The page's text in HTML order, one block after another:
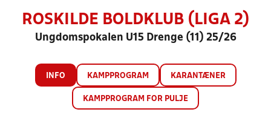
ROSKILDE BOLDKLUB (LIGA 2)
Ungdomspokalen U15 Drenge (11) 25/26
INFO KAMPPROGRAM KARANTÆNER
KAMPPROGRAM FOR PULJE